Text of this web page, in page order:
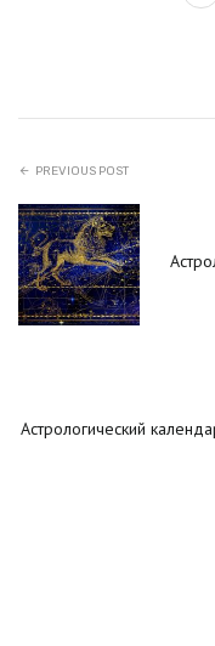
PREVIOUS POST
Астрологический